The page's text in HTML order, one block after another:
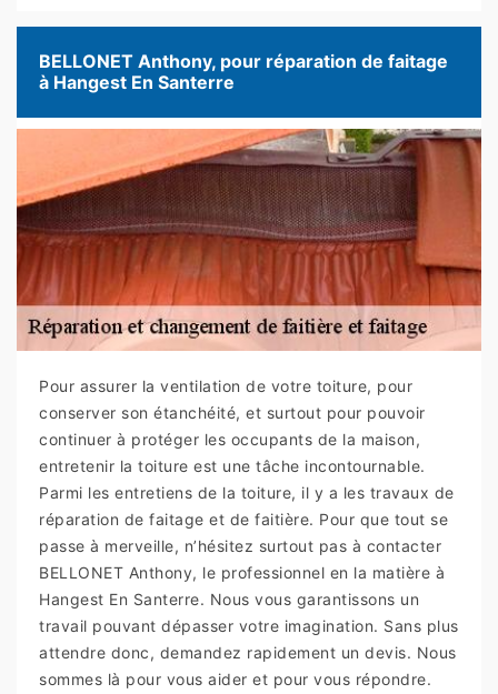
BELLONET Anthony, pour réparation de faitage
à Hangest En Santerre
Pour assurer la ventilation de votre toiture, pour
conserver son étanchéité, et surtout pour pouvoir
continuer à protéger les occupants de la maison,
entretenir la toiture est une tâche incontournable.
Parmi les entretiens de la toiture, il y a les travaux de
réparation de faitage et de faitière. Pour que tout se
passe à merveille, n’hésitez surtout pas à contacter
BELLONET Anthony, le professionnel en la matière à
Hangest En Santerre. Nous vous garantissons un
travail pouvant dépasser votre imagination. Sans plus
attendre donc, demandez rapidement un devis. Nous
sommes là pour vous aider et pour vous répondre.